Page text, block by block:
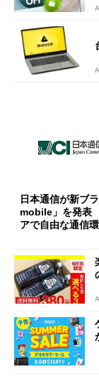
日本通信が新ブ
mobile」を発表
アで自由な通信